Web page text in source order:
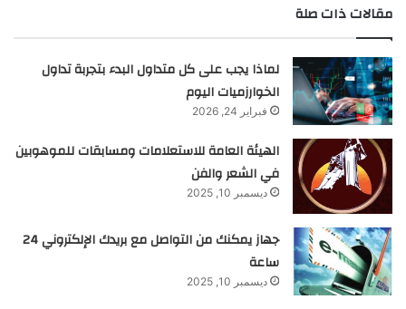
مقالات ذات صلة
لماذا يجب على كل متداول البدء بتجربة تداول
الخوارزميات اليوم
فبراير 24, 2026
الهيئة العامة للاستعلامات ومسابقات للموهوبين
في الشعر والفن
ديسمبر 10, 2025
جهاز يمكنك من التواصل مع بريدك الإلكتروني 24
ساعة
ديسمبر 10, 2025